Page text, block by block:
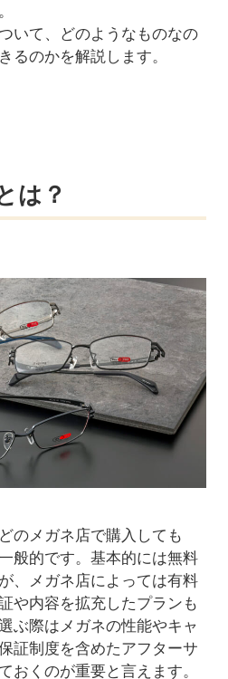
いて、どのようなものなの
るのかを解説します。
は？
のメガネ店で購入しても
般的です。基本的には無料
、メガネ店によっては有料
や内容を拡充したプランも
ぶ際はメガネの性能やキャ
証制度を含めたアフターサ
おくのが重要と言えます。